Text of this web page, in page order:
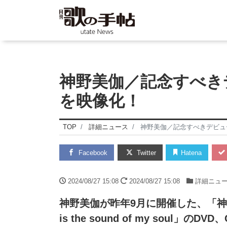
神野美伽／記念すべ
を映像化！
TOP 詳細ニュース 神野美伽／記念すべきデビ
Facebook Twitter Hatena
2024/08/27 15:08 2024/08/27 15:08 詳細ニュ
神野美伽が昨年9月に開催した、「
is the sound of my soul」のDVD、